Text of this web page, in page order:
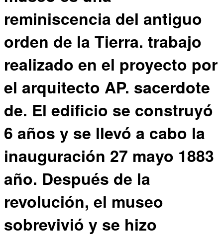
reminiscencia del antiguo
orden de la Tierra. trabajo
realizado en el proyecto por
el arquitecto AP. sacerdote
de. El edificio se construyó
6 años y se llevó a cabo la
inauguración 27 mayo 1883
año. Después de la
revolución, el museo
sobrevivió y se hizo